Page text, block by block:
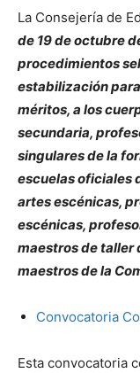
La Consejería de
de 19 de octubre
procedimientos
estabilización
méritos, a los
secundaria,
singulares de la
escuelas oficiales
artes escénicas,
escénicas,
maestros de taller
maestros de la
Convocatoria
Esta convocatoria